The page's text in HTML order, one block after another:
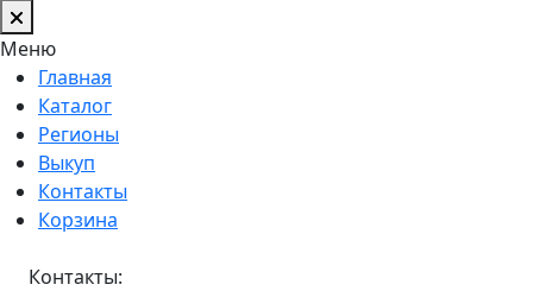
Меню
Главная
Каталог
Регионы
Выкуп
Контакты
Корзина
Контакты: